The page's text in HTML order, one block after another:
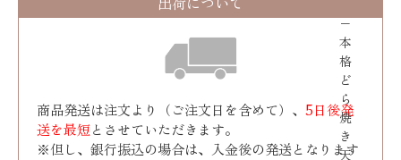
−
本
格
ど
ら
焼
き
天
商品発送は注文より（ご注文日を含めて）、 5日後発
送を最短とさせていただきます。
※但し、銀行振込の場合は、入金後の発送となります